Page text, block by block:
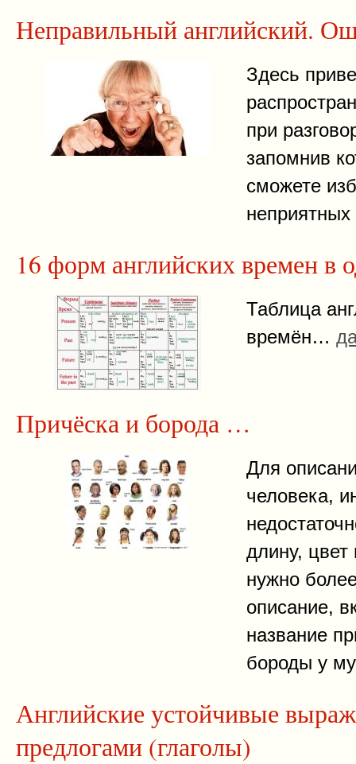
Неправильный английский.
Здесь
при
запомнив
сможете
16 форм английских времен в
Таблица
времён…
Причёска и борода …
Для
человека,
длину,
нужно
описание,
название
бороды у
Английские устойчивые
предлогами (глаголы)